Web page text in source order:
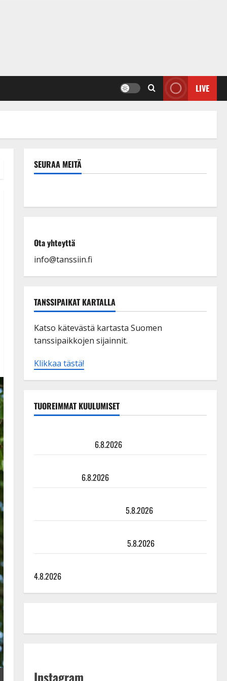
LIVE
SEURAA MEITÄ
Ota yhteyttä
info@tanssiin.fi
TANSSIPAIKAT KARTALLA
Katso kätevästä kartasta Suomen
tanssipaikkojen sijainnit.
Klikkaa tästä!
TUOREIMMAT KUULUMISET
6.8.2026
6.8.2026
5.8.2026
5.8.2026
4.8.2026
Instagram